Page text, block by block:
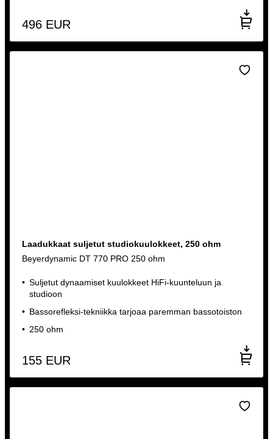
496 EUR
Laadukkaat suljetut studiokuulokkeet, 250 ohm
Beyerdynamic DT 770 PRO 250 ohm
Suljetut dynaamiset kuulokkeet HiFi-kuunteluun ja
studioon
Bassorefleksi-tekniikka tarjoaa paremman bassotoiston
250 ohm
155 EUR